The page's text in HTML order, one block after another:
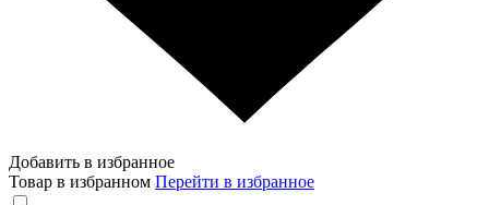
Добавить в избранное
Товар в избранном Перейти в избранное